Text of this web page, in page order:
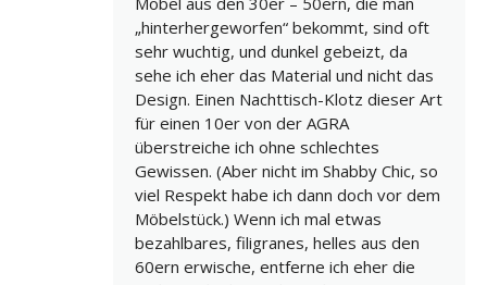
„hinterhergeworfen“ bekommt, sind oft
sehr wuchtig, und dunkel gebeizt, da
sehe ich eher das Material und nicht das
Design. Einen Nachttisch-Klotz dieser Art
für einen 10er von der AGRA
überstreiche ich ohne schlechtes
Gewissen. (Aber nicht im Shabby Chic, so
viel Respekt habe ich dann doch vor dem
Möbelstück.) Wenn ich mal etwas
bezahlbares, filigranes, helles aus den
60ern erwische, entferne ich eher die